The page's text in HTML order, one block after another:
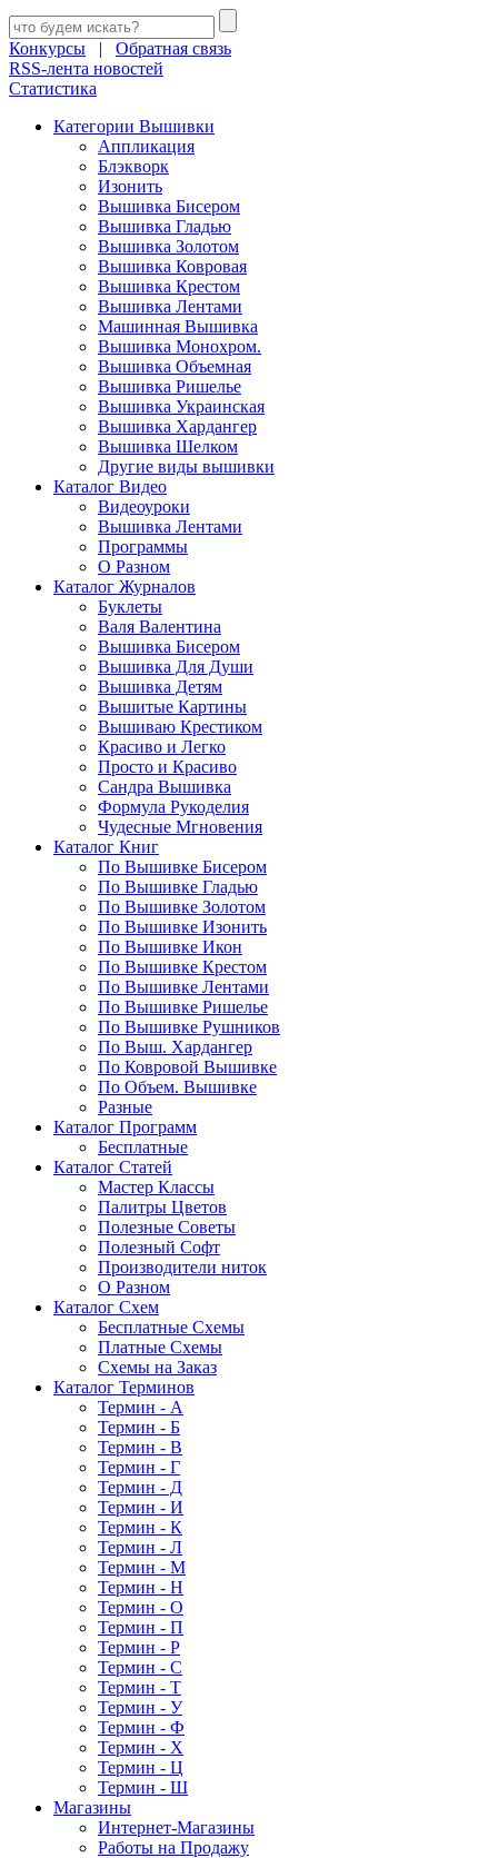
Конкурсы | Обратная связь
RSS-лента новостей
Статистика
Категории Вышивки
Аппликация
Блэкворк
Изонить
Вышивка Бисером
Вышивка Гладью
Вышивка Золотом
Вышивка Ковровая
Вышивка Крестом
Вышивка Лентами
Машинная Вышивка
Вышивка Монохром.
Вышивка Объемная
Вышивка Ришелье
Вышивка Украинская
Вышивка Хардангер
Вышивка Шелком
Другие виды вышивки
Каталог Видео
Видеоуроки
Вышивка Лентами
Программы
О Разном
Каталог Журналов
Буклеты
Валя Валентина
Вышивка Бисером
Вышивка Для Души
Вышивка Детям
Вышитые Картины
Вышиваю Крестиком
Красиво и Легко
Просто и Красиво
Сандра Вышивка
Формула Рукоделия
Чудесные Мгновения
Каталог Книг
По Вышивке Бисером
По Вышивке Гладью
По Вышивке Золотом
По Вышивке Изонить
По Вышивке Икон
По Вышивке Крестом
По Вышивке Лентами
По Вышивке Ришелье
По Вышивке Рушников
По Выш. Хардангер
По Ковровой Вышивке
По Объем. Вышивке
Разные
Каталог Программ
Бесплатные
Каталог Статей
Мастер Классы
Палитры Цветов
Полезные Советы
Полезный Софт
Производители ниток
О Разном
Каталог Схем
Бесплатные Схемы
Платные Схемы
Схемы на Заказ
Каталог Терминов
Термин - А
Термин - Б
Термин - В
Термин - Г
Термин - Д
Термин - И
Термин - К
Термин - Л
Термин - М
Термин - Н
Термин - О
Термин - П
Термин - Р
Термин - С
Термин - Т
Термин - У
Термин - Ф
Термин - Х
Термин - Ц
Термин - Ш
Магазины
Интернет-Магазины
Работы на Продажу